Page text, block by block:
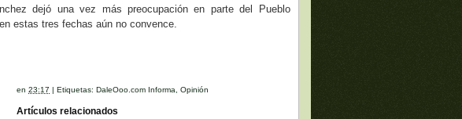
dejó una vez más preocupación en parte del Pueblo
estas tres fechas aún no convence.
en23:17 |Etiquetas:DaleOoo.com Informa ,Opinión
Artículos relacionados